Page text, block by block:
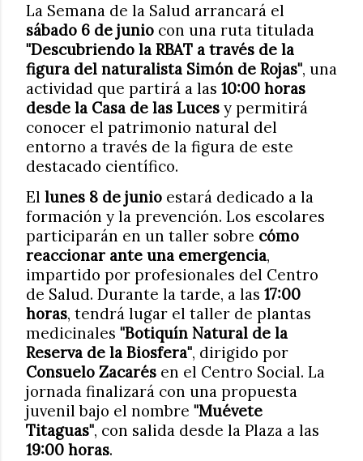
La Semana de la Salud arrancará el
sábado 6 de junio con una ruta titulada
"Descubriendo la RBAT a través de la
figura del naturalista Simón de Rojas", una
actividad que partirá a las 10:00 horas
desde la Casa de las Luces y permitirá
conocer el patrimonio natural del
entorno a través de la figura de este
destacado científico.
El lunes 8 de junio estará dedicado a la
formación y la prevención. Los escolares
participarán en un taller sobre cómo
reaccionar ante una emergencia,
impartido por profesionales del Centro
de Salud. Durante la tarde, a las 17:00
horas, tendrá lugar el taller de plantas
medicinales "Botiquín Natural de la
Reserva de la Biosfera", dirigido por
Consuelo Zacarés en el Centro Social. La
jornada finalizará con una propuesta
juvenil bajo el nombre "Muévete
Titaguas", con salida desde la Plaza a las
19:00 horas.